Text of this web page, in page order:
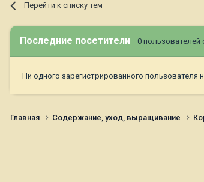
Перейти к списку тем
Последние посетители 0 пользователей
Ни одного зарегистрированного пользователя
Главная Содержание, уход, выращивание